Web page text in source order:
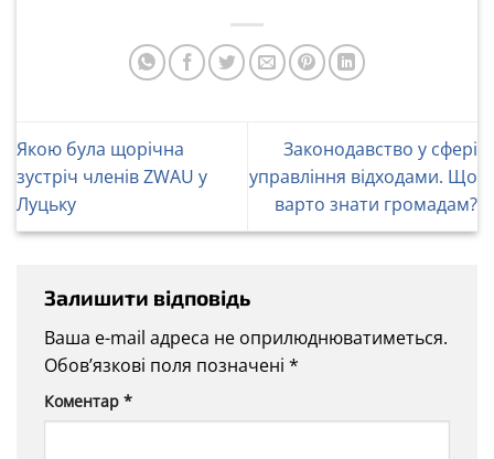
Якою була щорічна
зустріч членів ZWAU у
Луцьку
Законодавство у сфері
управління відходами. Що
варто знати громадам?
Залишити відповідь
Ваша e-mail адреса не оприлюднюватиметься.
Обов’язкові поля позначені *
Коментар *